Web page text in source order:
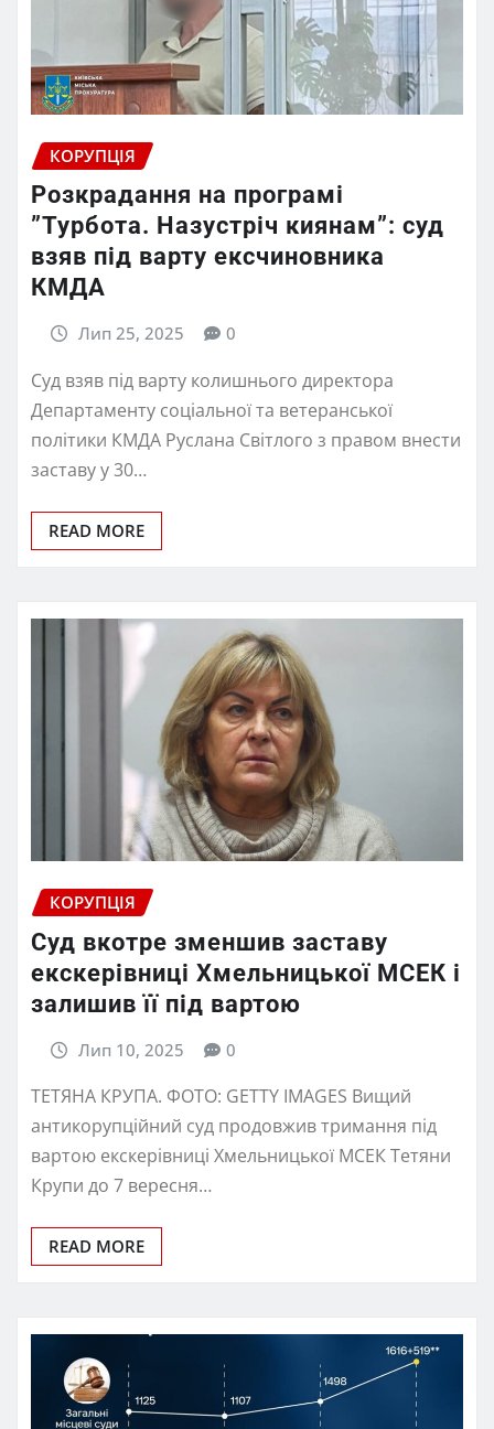
КОРУПЦІЯ
Розкрадання на програмі
”Турбота. Назустріч киянам”: суд
взяв під варту ексчиновника
КМДА
Лип 25, 2025 0
Суд взяв під варту колишнього директора
Департаменту соціальної та ветеранської
політики КМДА Руслана Світлого з правом внести
заставу у 30…
READ MORE
КОРУПЦІЯ
Суд вкотре зменшив заставу
екскерівниці Хмельницької МСЕК і
залишив її під вартою
Лип 10, 2025 0
ТЕТЯНА КРУПА. ФОТО: GETTY IMAGES Вищий
антикорупційний суд продовжив тримання під
вартою екскерівниці Хмельницької МСЕК Тетяни
Крупи до 7 вересня…
READ MORE